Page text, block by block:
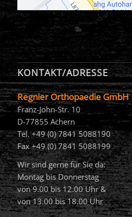
KONTAKT/ADRESSE
Regnier Orthopaedie GmbH
Franz-John-Str. 10
D-77855 Achern
Tel. +49 (0) 7841 5088190
Fax +49 (0) 7841 5088199
Wir sind gerne für Sie da:
Montag bis Donnerstag
von 9.00 bis 12.00 Uhr &
von 13.00 bis 18.00 Uhr